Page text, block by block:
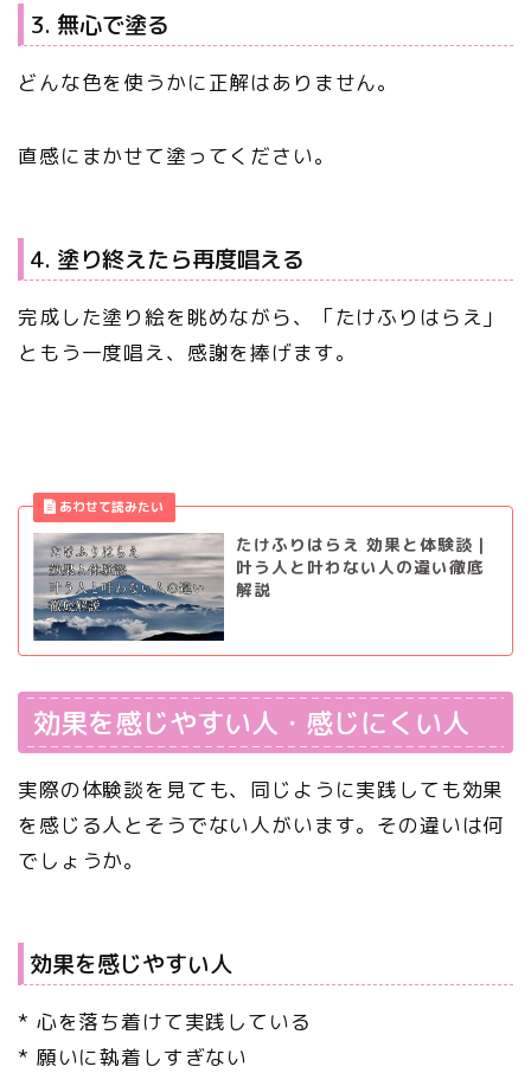
3. 無心で塗る
どんな色を使うかに正解はありません。
直感にまかせて塗ってください。
4. 塗り終えたら再度唱える
完成した塗り絵を眺めながら、「たけふりはらえ」
ともう一度唱え、感謝を捧げます。
たけふりはらえ 効果と体験談｜
叶う人と叶わない人の違い徹底
解説
効果を感じやすい人・感じにくい人
実際の体験談を見ても、同じように実践しても効果
を感じる人とそうでない人がいます。その違いは何
でしょうか。
効果を感じやすい人
* 心を落ち着けて実践している
* 願いに執着しすぎない